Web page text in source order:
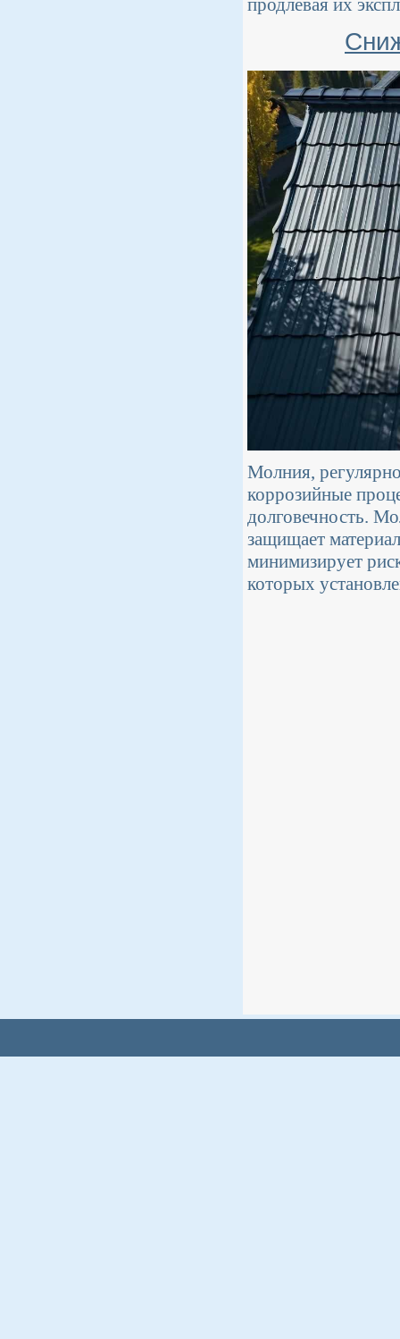
продлевая их
Молния,
коррозийные
долговечность.
защищает
минимизирует
которых